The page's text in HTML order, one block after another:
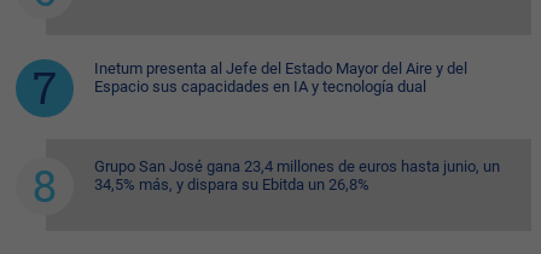
Inetum presenta al Jefe del Estado Mayor del Aire y del
Espacio sus capacidades en IA y tecnología dual
Grupo San José gana 23,4 millones de euros hasta junio, un
34,5% más, y dispara su Ebitda un 26,8%